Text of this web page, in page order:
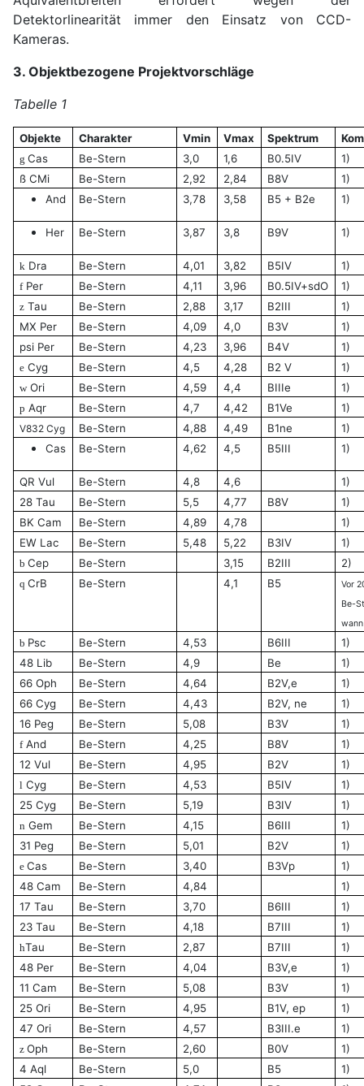
Detektorlinearität immer den Einsatz von CCD-
Kameras.
3. Objektbezogene Projektvorschläge
Tabelle 1
Objekte Charakter Vmin Vmax Spektrum
gCas Be-Stern 3,0 1,6 B0.5IV
1)
ß CMi
Be-Stern 2,92 2,84 B8V
1)
And
Be-Stern 3,78 3,58 B5 + B2e 1)
Her Be-Stern 3,87 3,8 B9V 1)
k Dra Be-Stern 4,01 3,82 B5IV 1)
fPer Be-Stern 4,11 3,96 B0.5IV+sdO 1)
z Tau Be-Stern 2,88 3,17 B2III
1)
MX Per
Be-Stern 4,09 4,0 B3V
1)
psi Per
Be-Stern 4,23 3,96 B4V 1)
e Cyg Be-Stern 4,5 4,28 B2 V 1)
wOri Be-Stern 4,59 4,4 BIIIe 1)
p Aqr Be-Stern 4,7 4,42 B1Ve 1)
V832 Cyg Be-Stern 4,88 4,49 B1ne
1)
Cas
Be-Stern 4,62 4,5 B5III 1)
QR Vul Be-Stern 4,8 4,6
1)
28 Tau
Be-Stern 5,5 4,77 B8V
1)
BK Cam
Be-Stern 4,89 4,78
1)
EW Lac
Be-Stern 5,48 5,22 B3IV 1)
bCep Be-Stern 3,15 B2III 2)
qCrB Be-Stern 4,1 B5
Vor
Be-
b Psc Be-Stern 4,53 B6III
1)
48 Lib
Be-Stern 4,9 Be
1)
66 Oph
Be-Stern 4,64 B2V,e
1)
66 Cyg
Be-Stern 4,43 B2V, ne
1)
16 Peg
Be-Stern 5,08 B3V 1)
fAnd Be-Stern 4,25 B8V
1)
12 Vul
Be-Stern 4,95 B2V 1)
l Cyg Be-Stern 4,53 B5IV
1)
25 Cyg
Be-Stern 5,19 B3IV 1)
n Gem Be-Stern 4,15 B6III
1)
31 Peg
Be-Stern 5,01 B2V 1)
eCas Be-Stern 3,40 B3Vp
1)
48 Cam
Be-Stern 4,84
1)
17 Tau
Be-Stern 3,70 B6III
1)
23 Tau
Be-Stern 4,18 B7III 1)
hTau Be-Stern 2,87 B7III
1)
48 Per
Be-Stern 4,04 B3V,e
1)
11 Cam
Be-Stern 5,08 B3V
1)
25 Ori
Be-Stern 4,95 B1V, ep
1)
47 Ori
Be-Stern 4,57 B3III.e 1)
zOph Be-Stern 2,60 B0V
1)
4 Aql
Be-Stern 5,0 B5
1)